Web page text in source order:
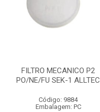
FILTRO MECANICO P2
PO/NE/FU SEK-1 ALLTEC
Código: 9884
Embalagem: PC